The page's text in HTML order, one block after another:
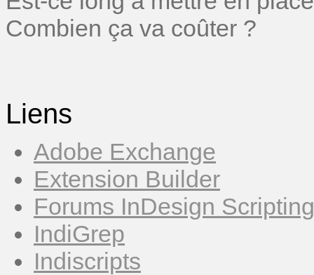
Combien ça va coûter ?
Liens
Adobe Exchange
Extension Builder
Forums InDesign Scripting
IndiGrep
Indiscripts